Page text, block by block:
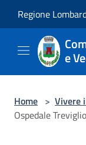
Regione
e
Home > Vivere
Ospedale